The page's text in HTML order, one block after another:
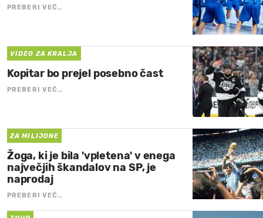
PREBERI VEČ…
VIDEO ZA KRALJA
Kopitar bo prejel posebno čast
PREBERI VEČ…
ZA MILIJONE
Žoga, ki je bila 'vpletena' v enega
največjih škandalov na SP, je
naprodaj
PREBERI VEČ…